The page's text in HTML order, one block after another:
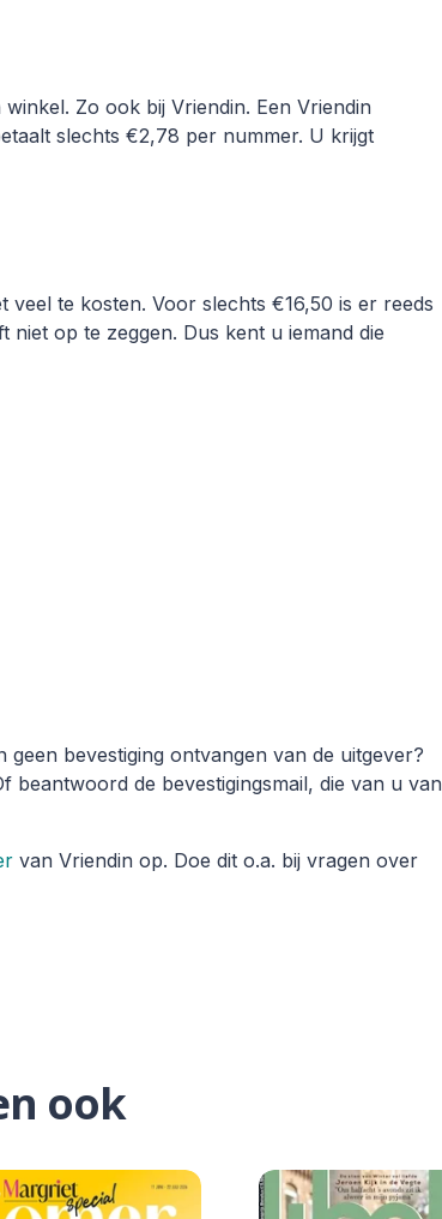
Zo ook bij Vriendin. Een Vriendin
slechts €2,78 per nummer. U krijgt
te kosten. Voor slechts €16,50 is er reeds
op te zeggen. Dus kent u iemand die
bevestiging ontvangen van de uitgever?
beantwoord de bevestigingsmail, die van u van
van Vriendin op. Doe dit o.a. bij vragen over
ook